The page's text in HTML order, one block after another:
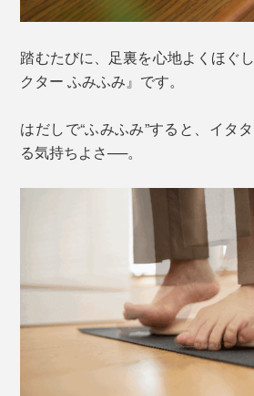
踏むたびに、足裏を心地よくほぐ
クター ふみふみ』です。
はだしで“ふみふみ”すると、イタ
る気持ちよさ──。